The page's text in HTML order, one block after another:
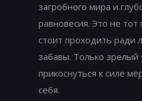
загробного мира и
равновесия. Это не тот
стоит проходить ради
забавы. Только
прикоснуться к силе
себя.